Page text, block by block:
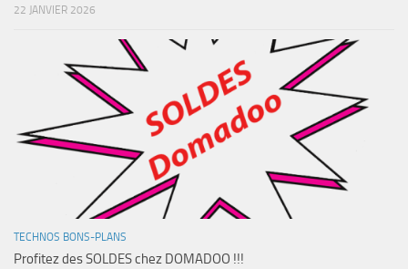
22 JANVIER 2026
TECHNOS BONS-PLANS
Profitez des SOLDES chez DOMADOO !!!